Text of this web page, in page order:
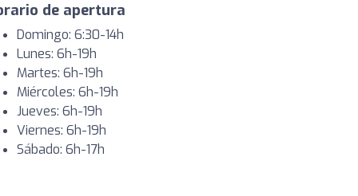
de apertura
Domingo: 6:30-14h
Lunes: 6h-19h
Martes: 6h-19h
Miércoles: 6h-19h
Jueves: 6h-19h
Viernes: 6h-19h
Sábado: 6h-17h